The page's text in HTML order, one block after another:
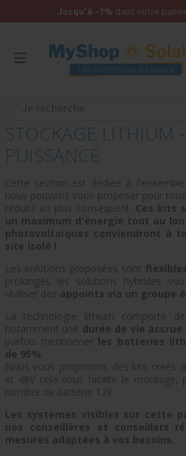
Jusqu'à -7% dans votre
STOCKAGE LITHIUM
PUISSANCE
Cette section est dédiée à
nous pouvons vous proposer pour
réduits au plus conséquent. Ces kits
un maximum d'énergie tout au
photovoltaïques conviendront à
site isolé !
Les solutions proposées sont
prolongés les solutions hybrides
réaliser des appoints via un groupe
La technologie lithium comporte
notamment une durée de vie accrue
parfois mentionner les batteries
de 95%
Nous vous proposons des kits créés
et 48V cela vous facilite le montage,
nombre de batterie 12V.
Les systèmes visibles sur cette
nos conseillères et conseillers
mesures adaptées à vos besoins.